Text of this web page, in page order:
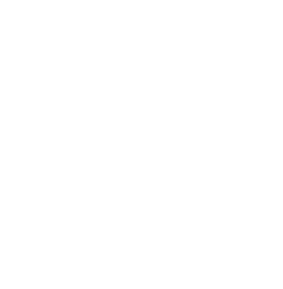
등에 따라 변경될 수 있습니다. 미리 양해 부탁드립니다. · 예약 시간에서 10